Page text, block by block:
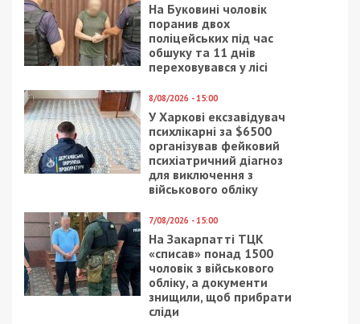
На Буковині чоловік
поранив двох
поліцейських під час
обшуку та 11 днів
переховувався у лісі
8/08/2026 - 15:00
У Харкові ексзавідувач
психлікарні за $6500
організував фейковий
психіатричний діагноз
для виключення з
військового обліку
7/08/2026 - 15:00
На Закарпатті ТЦК
«списав» понад 1500
чоловік з військового
обліку, а документи
знищили, щоб прибрати
сліди